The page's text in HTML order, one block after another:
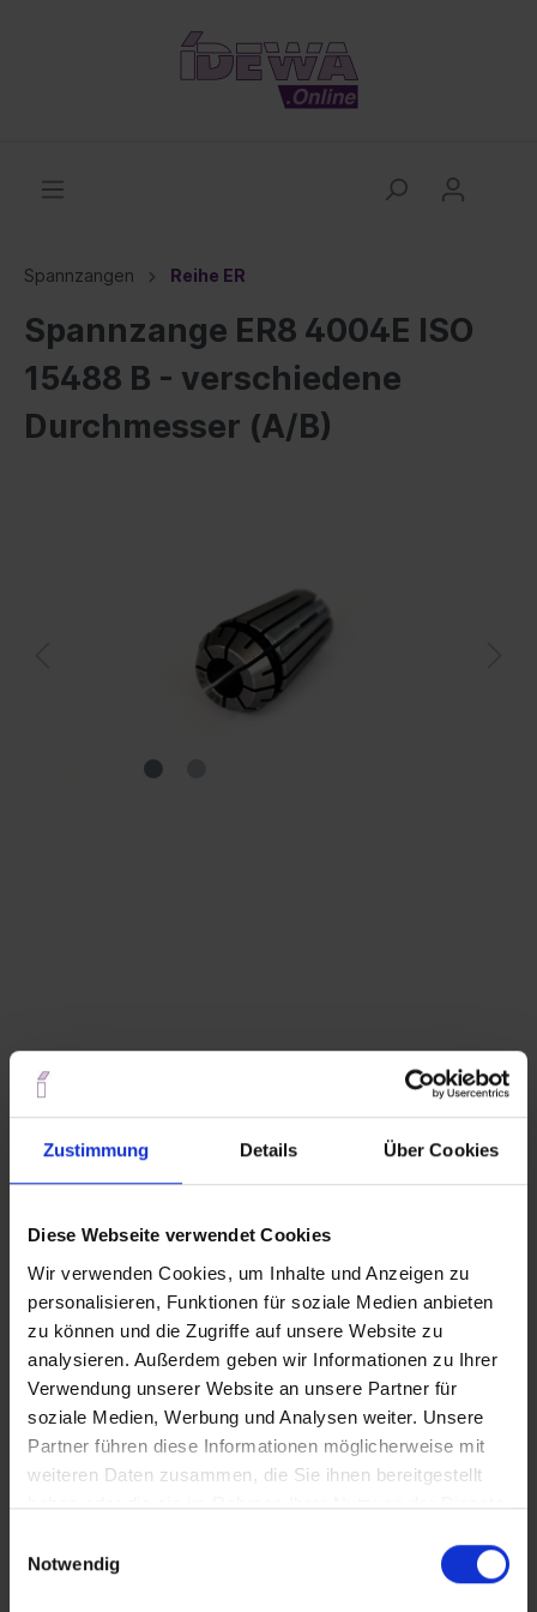
Zustimmung Details Über Cookies
Diese Webseite verwendet Cookies
Wir verwenden Cookies, um Inhalte und Anzeigen zu
personalisieren, Funktionen für soziale Medien anbieten
zu können und die Zugriffe auf unsere Website zu
analysieren. Außerdem geben wir Informationen zu Ihrer
Verwendung unserer Website an unsere Partner für
soziale Medien, Werbung und Analysen weiter. Unsere
Partner führen diese Informationen möglicherweise mit
weiteren Daten zusammen, die Sie ihnen bereitgestellt
haben oder die sie im Rahmen Ihrer Nutzung der Dienste
Notwendig
Spannzangen Reihe ER
Spannzange ER8 4004E ISO
15488 B - verschiedene
Durchmesser (A/B)
16,66 €*
Aktuell nicht auf Lager, Lieferzeit auf Anfrage
1,0 mm 1,5 mm 2,0 mm 2,5 mm
4,0 mm 4,5 mm 5,0 mm
In den Warenkorb
Produktnummer:4004E-0100B
Das Experten Team steht Ihnen gerne